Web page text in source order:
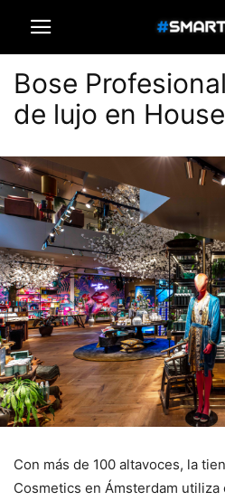
Bose
de lujo en
Con más de 100 altavoces, la
Cosmetics en Ámsterdam